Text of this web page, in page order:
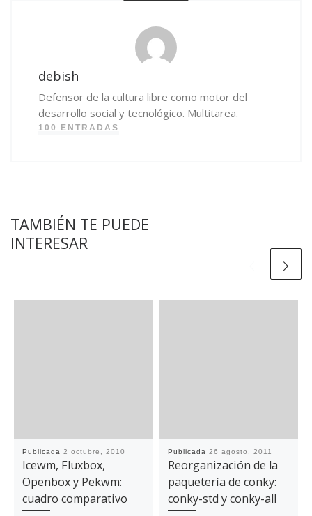
debish
Defensor de la cultura libre como motor del
desarrollo social y tecnológico. Multitarea.
100 ENTRADAS
TAMBIÉN TE PUEDE
INTERESAR
Publicada 2 octubre, 2010
Icewm, Fluxbox,
Openbox y Pekwm:
cuadro comparativo
Publicada 26 agosto, 2011
Reorganización de la
paquetería de conky:
conky-std y conky-all